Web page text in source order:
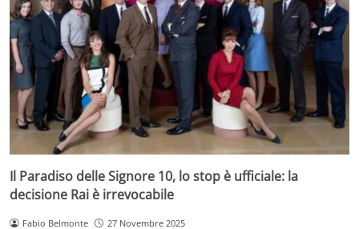
Il Paradiso delle Signore 10, lo stop è ufficiale: la
decisione Rai è irrevocabile
Fabio Belmonte 27 Novembre 2025